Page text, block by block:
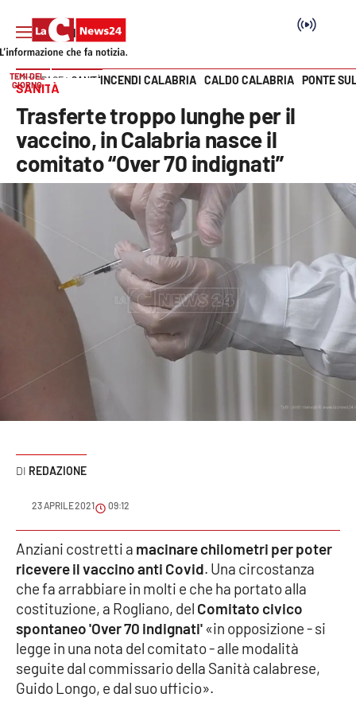
SEZIONI
Cronaca
Attualità
Economia e lavoro
Italia Mondo
Sanità
Meteo
Editoriali
VIDEO
Ambiente
Vai
TEMI DEL
GIORNO
INCENDI CALABRIA CALDO CALABRIA PONTE
HOME PAGE SANITÀ
SANITÀ
Trasferte troppo lunghe per il
vaccino, in Calabria nasce il
comitato “Over 70 indignati”
REDAZIONE
23 APRILE 2021 09:12
Anziani costretti a macinare chilometri per poter
ricevere il vaccino anti Covid. Una circostanza
che fa arrabbiare in molti e che ha portato alla
costituzione, a Rogliano, del Comitato civico
spontaneo 'Over 70 indignati'«in opposizione - si
legge in una nota del comitato - alle modalità
seguite dal commissario della Sanità calabrese,
Guido Longo, e dal suo ufficio».